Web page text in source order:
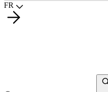
Choisir la langue
FR